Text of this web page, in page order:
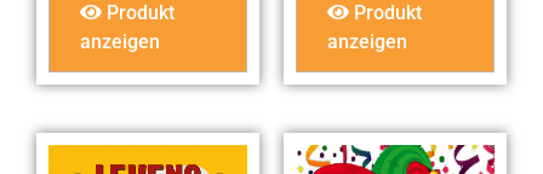
Produkt
anzeigen
Produkt
anzeigen